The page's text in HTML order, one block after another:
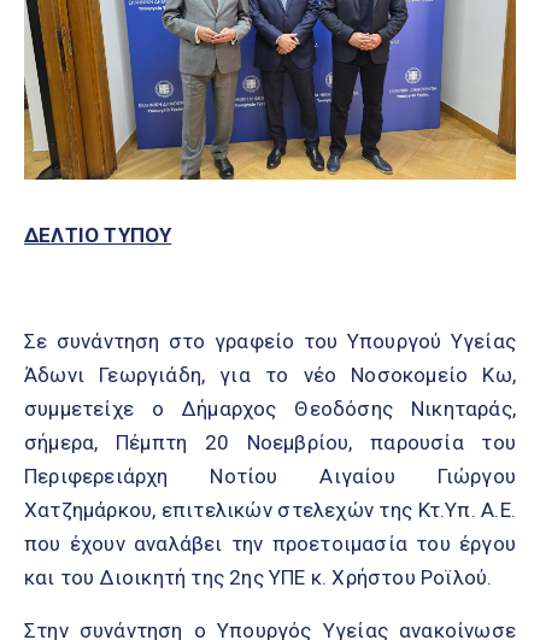
ΔΕΛΤΙΟ ΤΥΠΟΥ
Σε συνάντηση στο γραφείο του Υπουργού Υγείας
Άδωνι Γεωργιάδη, για το νέο Νοσοκομείο Κω,
συμμετείχε ο Δήμαρχος Θεοδόσης Νικηταράς,
σήμερα, Πέμπτη 20 Νοεμβρίου, παρουσία του
Περιφερειάρχη Νοτίου Αιγαίου Γιώργου
Χατζημάρκου, επιτελικών στελεχών της Κτ.Υπ. Α.Ε.
που έχουν αναλάβει την προετοιμασία του έργου
και του Διοικητή της 2ης ΥΠΕ κ. Χρήστου Ροϊλού.
Στην συνάντηση ο Υπουργός Υγείας ανακοίνωσε